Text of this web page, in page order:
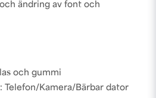
ändring av font och
och gummi
Telefon/Kamera/Bärbar dator